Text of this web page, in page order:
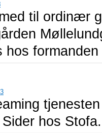
til ordinær
hos
hos Stofa.